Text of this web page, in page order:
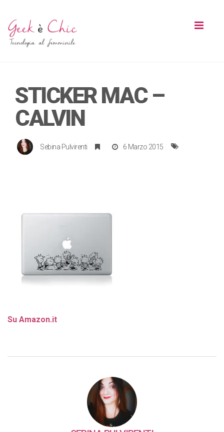
STICKER MAC –
CALVIN
Sebina Pulvirenti 6 Marzo 2015
Su Amazon.it